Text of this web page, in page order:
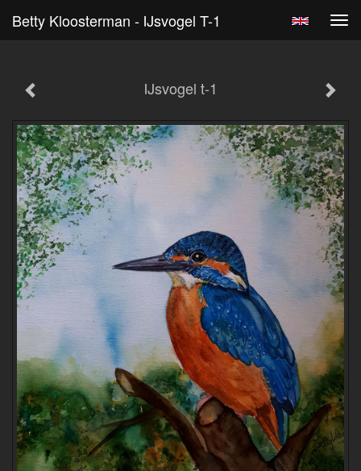
Betty Kloosterman - IJsvogel T-1
IJsvogel t-1